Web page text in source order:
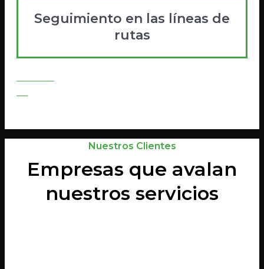
Seguimiento en las líneas de
rutas
Nuestros Clientes
Empresas que avalan
nuestros servicios